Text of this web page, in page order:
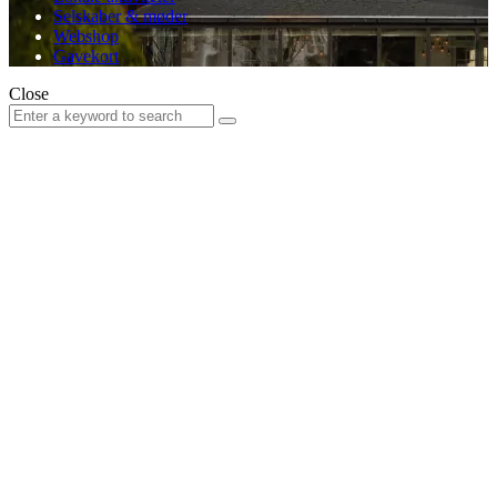
Selskaber & møder
Webshop
Gavekort
Close
Search
for:
Search